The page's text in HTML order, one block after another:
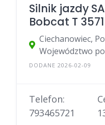
Silnik jazdy
Bobcat T 3571
Ciechanowiec,
Województwo
DODANE 2026-02-09
Telefon:
793465721